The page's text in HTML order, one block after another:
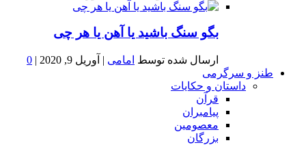
بگو سنگ باشید یا آهن یا هر چی
ارسال شده توسط امامی | آوریل 9, 2020 |
0
طنز و سرگرمی
داستان و حکایات
قرآن
پیامبران
معصومین
بزرگان